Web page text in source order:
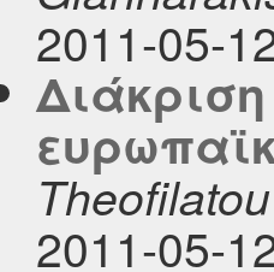
2011-05-
Theofilatou
2011-05-